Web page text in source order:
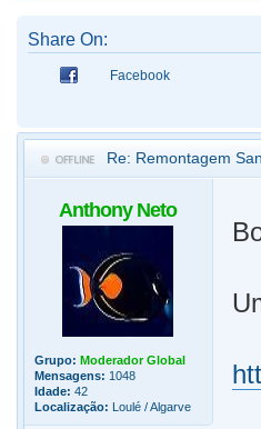
Share On:
Facebook
Re: Remontagem
Anthony Neto
Grupo: Moderador Global
Mensagens: 1048
Idade: 42
Localização: Loulé / Algarve